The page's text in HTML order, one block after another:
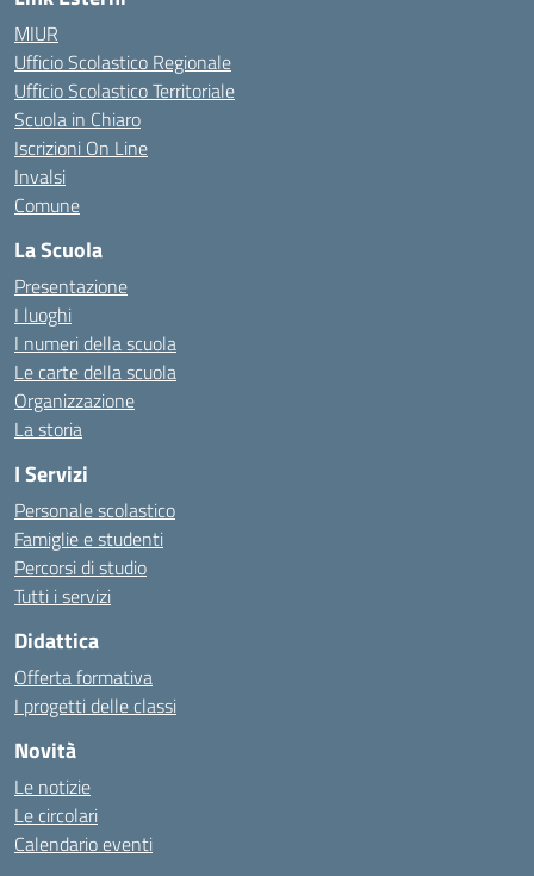
MIUR
Ufficio Scolastico Regionale
Ufficio Scolastico Territoriale
Scuola in Chiaro
Iscrizioni On Line
Invalsi
Comune
La Scuola
Presentazione
I luoghi
I numeri della scuola
Le carte della scuola
Organizzazione
La storia
I Servizi
Personale scolastico
Famiglie e studenti
Percorsi di studio
Tutti i servizi
Didattica
Offerta formativa
I progetti delle classi
Novità
Le notizie
Le circolari
Calendario eventi